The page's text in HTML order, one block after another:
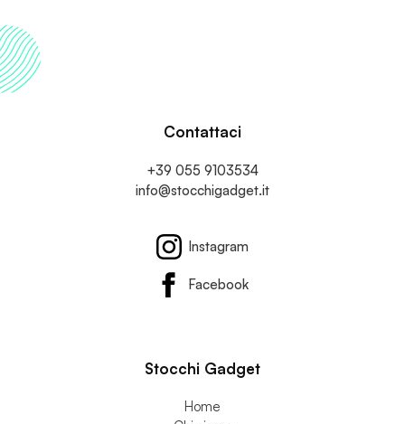
Contattaci
info@stocchigadget.it
Instagram
Stocchi Gadget